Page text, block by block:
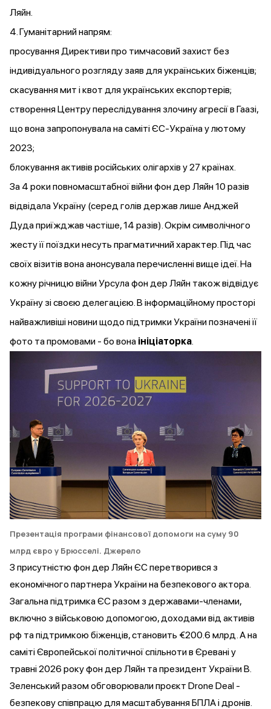
Ляйн.
4. Гуманітарний напрям:
просуванняДирективипро тимчасовий захист без
індивідуального розгляду заяв для українських біженців;
скасування мит і квот для українських експортерів;
створення Центру переслідування злочину агресії в Гаазі,
що вона запропонувалана саміті ЄС-Україна у лютому
2023;
блокуванняактивів російських олігархів у 27 країнах.
За 4 роки повномасштабної війни фон дер Ляйн 10 разів
відвідалаУкраїну (серед голів держав лише Анджей
Дуда приїжджав частіше, 14 разів). Окрім символічного
жесту її поїздки несуть прагматичний характер. Під час
своїх візитів вона анонсувала перечисленні вище ідеї. На
кожну річницю війни Урсула фон дер Ляйн також відвідує
Україну зі своєю делегацією. В інформаційному просторі
найважливіші новини щодо підтримки України позначені її
фото та промовами - бо вона ініціаторка.
Презентація програми фінансової допомоги на суму 90
млрд євро у Брюсселі. Джерело
З присутністю фон дер Ляйн ЄС перетворився з
економічного партнера України на безпекового актора.
Загальна підтримка ЄС разом з державами-членами,
включно з військовою допомогою, доходами від активів
рф та підтримкою біженців,становить €200.6 млрд. А на
саміті Європейської політичної спільноти в Єревані у
травні 2026 року фон дер Ляйн та президент України В.
Зеленський разомобговорювалипроєкт Drone Deal -
безпекову співпрацю для масштабування БПЛА і дронів.